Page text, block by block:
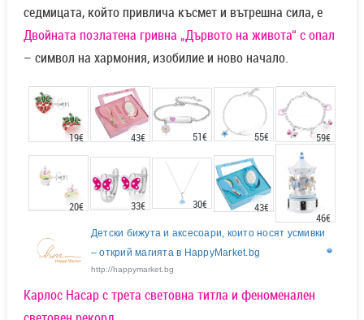
седмицата, който привлича късмет и вътрешна сила, е
Двойната позлатена гривна „Дървото на живота“ с опал
– символ на хармония, изобилие и ново начало.
19€ 43€ 51€ 55€ 59€
20€ 33€ 30€
43€
46€
Детски бижута и аксесоари, които носят усмивки
– открий магията в HappyMarket.bg
http://happymarket.bg
Карлос Насар с трета световна титла и феноменален